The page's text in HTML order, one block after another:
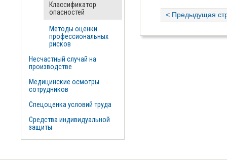
< Предыдущая
Классификатор
опасностей
Методы оценки
профессиональных
рисков
Несчастный случай на
производстве
Медицинские осмотры
сотрудников
Спецоценка условий труда
Средства индивидуальной
защиты